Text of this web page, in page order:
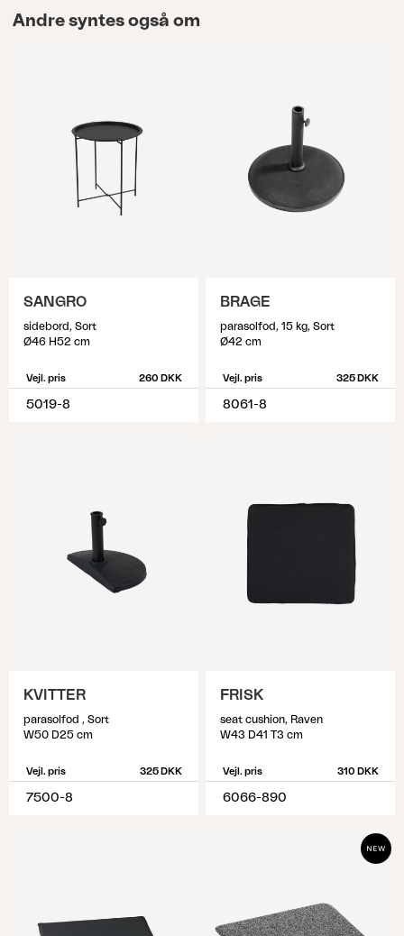
Andre syntes også om
SANGRO
sidebord, Sort
Ø46 H52 cm
Vejl. pris 260 DKK
5019-8
BRAGE
parasolfod, 15 kg, Sort
Ø42 cm
Vejl. pris 325 DKK
8061-8
KVITTER
parasolfod , Sort
W50 D25 cm
Vejl. pris 325 DKK
7500-8
FRISK
seat cushion, Raven
W43 D41 T3 cm
Vejl. pris 310 DKK
6066-890